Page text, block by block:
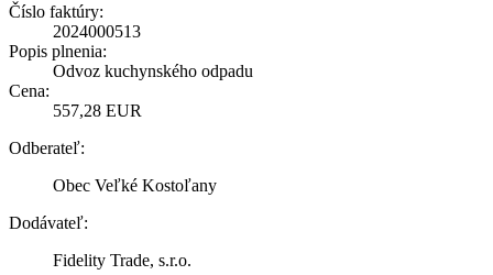
Číslo faktúry:
2024000513
Popis plnenia:
Odvoz kuchynského odpadu
Cena:
557,28 EUR
Odberateľ:
Obec Veľké Kostoľany
Dodávateľ:
Fidelity Trade, s.r.o.